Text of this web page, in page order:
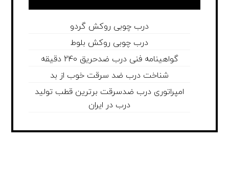
درب چوبی روکش گردو
درب چوبی روکش بلوط
گواهینامه فنی درب ضدحریق 240 دقیقه
شناخت درب ضد سرقت خوب از بد
امپراتوری درب ضدسرقت برترین قطب تولید
درب در ایران